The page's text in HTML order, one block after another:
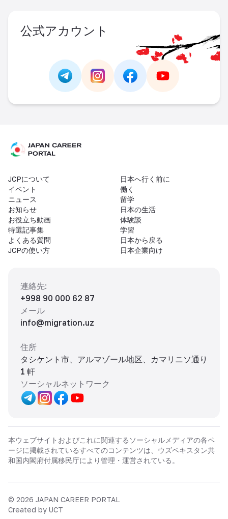
公式アカウント
Link - https://t.me/https://
Link -
JCPについて
イベント
ニュース
お知らせ
お役立ち動画
特選記事集
よくある質問
JCPの使い方
日本へ行く前に
働く
留学
日本の生活
体験談
学習
日本から戻る
日本企業向け
連絡先:
+998 90 000 62 87
メール
info@migration.uz
住所
タシケント市、アルマゾール地区、カマリニソ通り
1 軒
ソーシャルネットワーク
本ウェブサイトおよびこれに関連するソーシャルメディアの各ペ
ージに掲載されているすべてのコンテンツは、ウズベキスタン共
和国内閣府付属移民庁により管理・運営されている。
© 2026 JAPAN CAREER PORTAL
Created by UCT